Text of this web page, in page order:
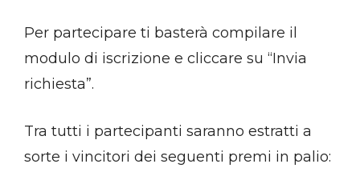
Per partecipare ti basterà compilare il
modulo di iscrizione e cliccare su “Invia
richiesta”.
Tra tutti i partecipanti saranno estratti a
sorte i vincitori dei seguenti premi in palio: